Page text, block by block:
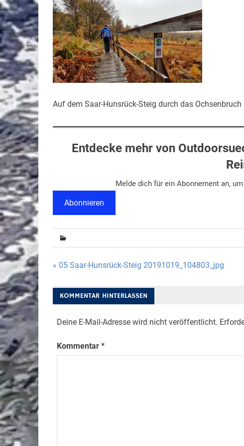
Auf dem Saar-Hunsrück-Steig durch das Ochsenbruch
Entdecke mehr von
Melde dich für ein Abonnement an,
Abonnieren
Beitragsnavigation
« 05 Saar-Hunsrück-Steig 20191019_104803_jpg
KOMMENTAR HINTERLASSEN
Deine E-Mail-Adresse wird nicht veröffentlicht.
Kommentar *